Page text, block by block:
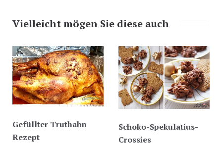
Vielleicht mögen Sie diese auch
Gefüllter Truthahn
Rezept
Schoko-Spekulatius-
Crossies